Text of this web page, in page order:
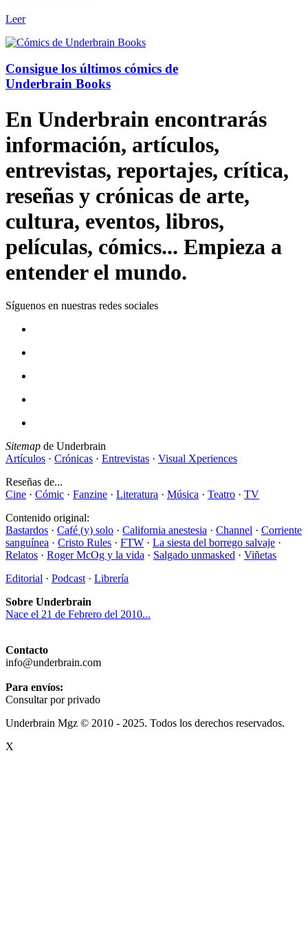
Leer
Consigue los últimos cómics de
Underbrain Books
En Underbrain encontrarás
información, artículos,
entrevistas, reportajes, crítica,
reseñas y crónicas de arte,
cultura, eventos, libros,
películas, cómics... Empieza a
entender el mundo.
Síguenos en nuestras redes sociales
Sitemap de Underbrain
Artículos · Crónicas · Entrevistas · Visual Xperiences
Reseñas de...
Cine · Cómic · Fanzine · Literatura · Música · Teatro · TV
Contenido original:
Bastardos · Café (y) solo · California anestesia · Channel · Corriente
sanguínea · Cristo Rules · FTW · La siesta del borrego salvaje ·
Relatos · Roger McOg y la vida · Salgado unmasked · Viñetas
Editorial · Podcast · Librería
Sobre Underbrain
Nace el 21 de Febrero del 2010...
Contacto
info@underbrain.com
Para envíos:
Consultar por privado
Underbrain Mgz © 2010 - 2025. Todos los derechos reservados.
X